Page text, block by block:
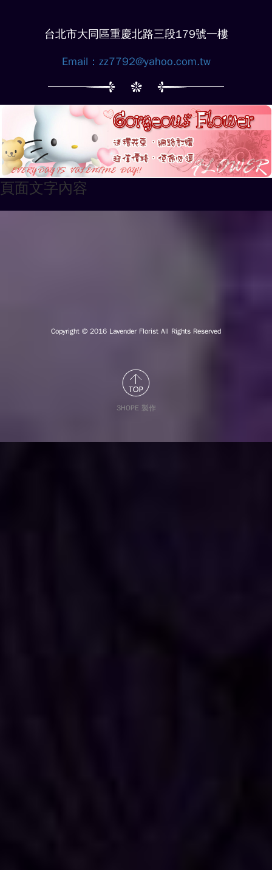
台北市大同區重慶北路三段179號一樓
Email： zz7792@yahoo.com.tw
頁面文字內容
Copyright © 2016 Lavender Florist All Rights Reserved
3HOPE 製作